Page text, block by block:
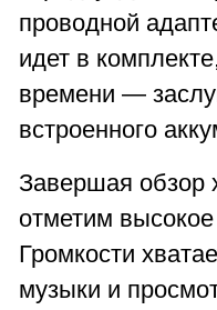
проводной
идет в
времени —
встроенного
Завершая обзор
отметим высокое
Громкости
музыки и